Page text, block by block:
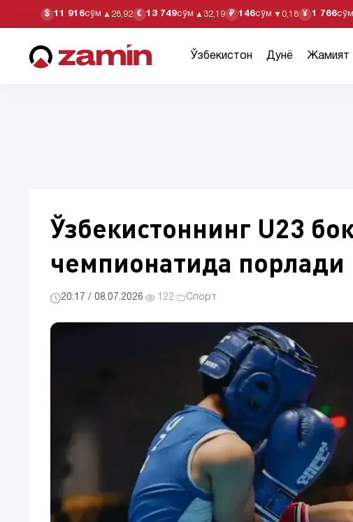
$ 11 916сўм ▲ 28,92 € 13 749сўм ▲ 32,19 ₽ 146сўм ▼ 0,18 ¥ 1 766сўм
Ўзбекистон Дунё Жамият
Ўзбекистоннинг U23
чемпионатида порлади
20:17 / 08.07.2026· 122· Спорт